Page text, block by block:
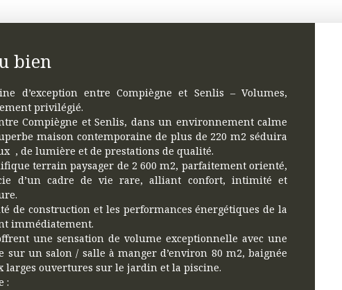
bien
d’exception entre Compiègne et Senlis – Volumes,
privilégié.
Compiègne et Senlis, dans un environnement calme
maison contemporaine de plus de 220 m2 séduira
, de lumière et de prestations de qualité.
terrain paysager de 2 600 m2, parfaitement orienté,
d’un cadre de vie rare, alliant confort, intimité et
de construction et les performances énergétiques de la
immédiatement.
une sensation de volume exceptionnelle avec une
sur un salon / salle à manger d’environ 80 m2, baignée
larges ouvertures sur le jardin et la piscine.
: